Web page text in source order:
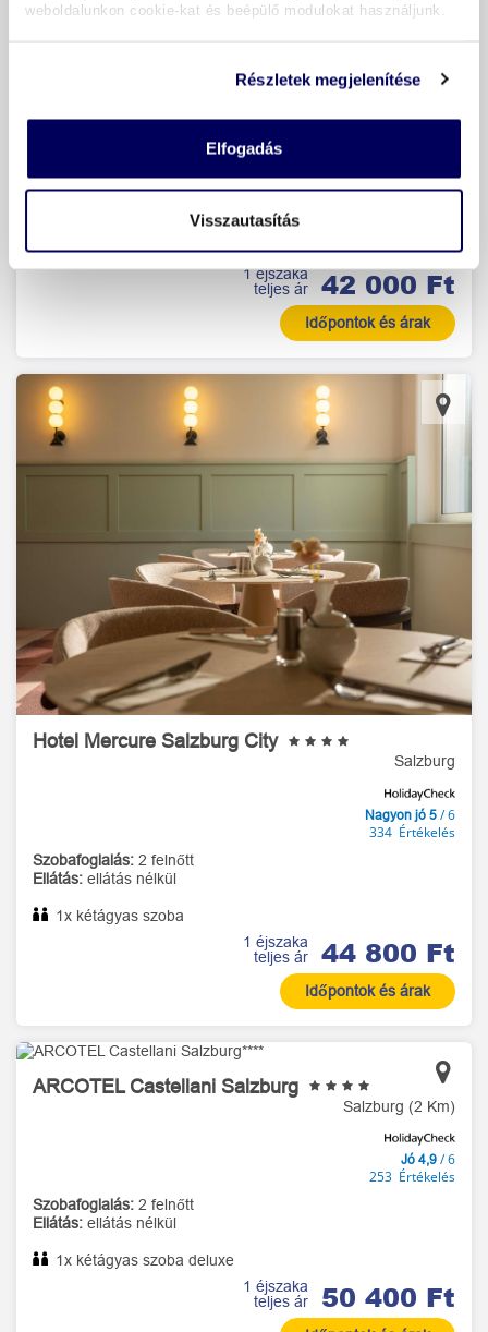
weboldalunkon cookie-kat és beépülő modulokat használjunk.
Részletek megjelenítése
Elfogadás
Visszautasítás
Salzburg (1 Km)
Szobafoglalás:2 felnőtt
1x kétágyas szoba
1 éjszaka
teljes ár
42 000 Ft
Időpontok és árak
Hotel Mercure Salzburg City
Salzburg
Nagyon jó 5 / 6
334 Értékelés
Szobafoglalás: 2 felnőtt
Ellátás: ellátás nélkül
1x kétágyas szoba
1 éjszaka
teljes ár
44 800 Ft
Időpontok és árak
ARCOTEL Castellani Salzburg
Salzburg (2 Km)
Jó 4,9 / 6
253 Értékelés
Szobafoglalás: 2 felnőtt
Ellátás: ellátás nélkül
1x kétágyas szoba deluxe
1 éjszaka
teljes ár
50 400 Ft